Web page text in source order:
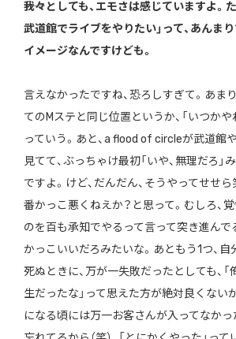
――我々としても、エモさは感じていますよ。
武道館でライブをやりたい」って、あんま
イメージなんですけども。
言えなかったですね、恐ろしすぎて。あま
てのMステと同じ位置というか、「いつかや
っていう。あと、a flood of circleが武道館
見てて、ぶっちゃけ最初「いや、無理だろ」
ですよ。けど、だんだん、そうやってせせ
番かっこ悪くねえか？と思って。むしろ、
のを百も承知でやるって言って突き進んで
かっこいいだろみたいな。あともう1つ、
死ぬときに、万が一失敗だったとしても、「
生だったな」って思えた方が絶対良くない
になる頃には万一お客さんが入ってなか